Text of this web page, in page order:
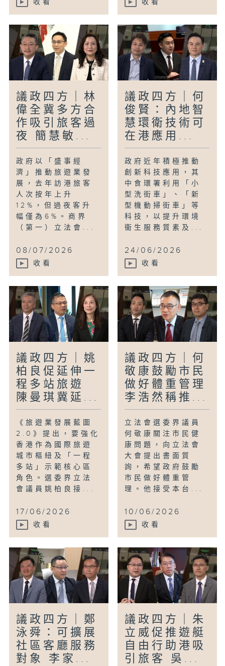
收看 收看
議政四方｜林
偉全冀多方合
作吸引旅客過
夜 簡慧敏...
政府以「盛事經
濟」推動旅遊業發
展，去年訪港旅客
人次按年上升
12%，但過夜客升
幅僅為6%。商界
（第一）立法會...
08/07/2026
收看
議政四方｜何
俊賢：內地智
慧環衛技術可
在港應用...
政府近年積極推動
創新科技應用，其
中食環署利用「小
型洗街車」、「新
型機動掃街車」等
科技，以提升環境
衞生服務質素及...
24/06/2026
收看
議政四方｜姚
柏良促延伸一
程多站旅遊
陳曼琪冀延...
《旅遊業發展藍圖
2.0》提出，要強化
香港作為國際旅遊
城市樞紐及「一程
多站」示範核心區
角色。選委界立法
會議員姚柏良接...
17/06/2026
收看
議政四方｜何
敬康鼓勵市民
做好體重管理
李浩然稱推...
立法會選委界議員
何敬康關注市民健
康問題，向立法會
大會提出書面質
詢，希望政府鼓勵
市民做好體重管
理。他接受本台...
10/06/2026
收看
議政四方｜鄭
泳舜：可擴展
社區客廳服務
對象 李家...
議政四方｜朱
立威促推遊艇
自由行助港吸
引旅客 吳...